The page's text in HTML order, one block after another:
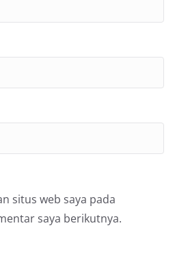
situs web saya pada
saya berikutnya.